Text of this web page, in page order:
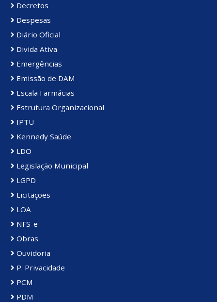
Decretos
Despesas
Diário Oficial
Divida Ativa
Emergências
Emissão de DAM
Escala Farmácias
Estrutura Organizacional
IPTU
Kennedy Saúde
LDO
Legislação Municipal
LGPD
Licitações
LOA
NFS-e
Obras
Ouvidoria
P. Privacidade
PCM
PDM